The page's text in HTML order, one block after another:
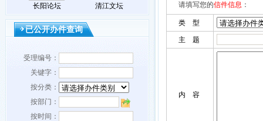
长阳论坛 清江文坛
已公开办件查询
受理编号：
关键字：
按分类：
按部门：
按时间：
请填写您的信件信息 ：
类 型
主 题
内 容